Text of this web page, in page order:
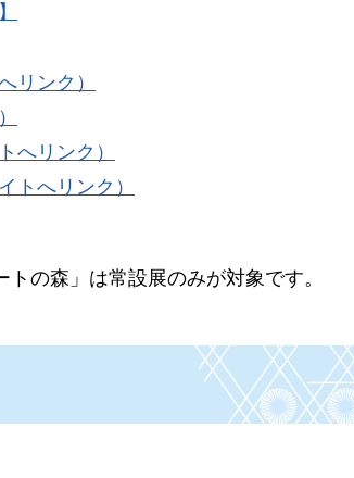
リンク）
へリンク）
トへリンク）
の森」は常設展のみが対象です。